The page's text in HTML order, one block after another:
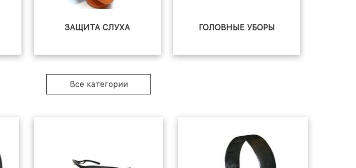
ЗАЩИТА СЛУХА ГОЛОВНЫЕ УБОРЫ
Все категории